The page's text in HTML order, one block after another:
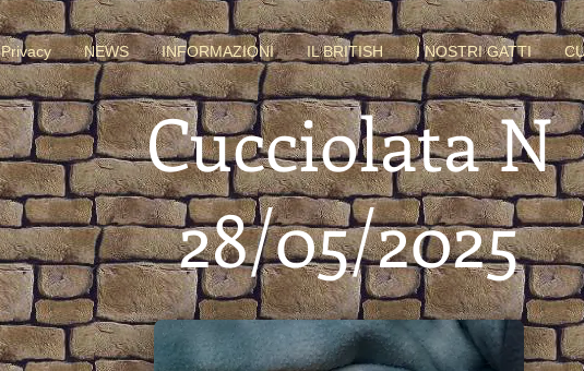
Privacy NEWS INFORMAZIONI IL BRITISH I NOSTRI GATTI
Cucciolata N
28/05/2025